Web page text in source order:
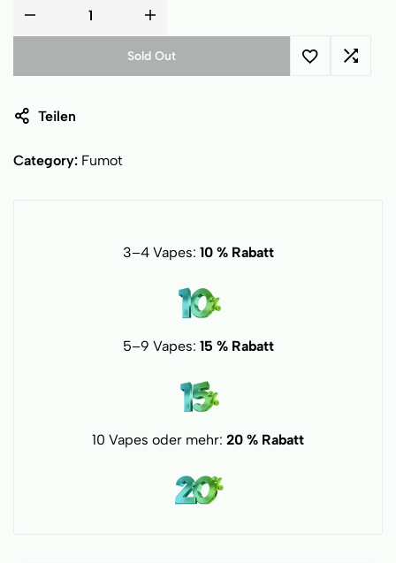
Sold Out
Teilen
Category: Fumot
3–4 Vapes: 10 % Rabatt
5–9 Vapes: 15 % Rabatt
10 Vapes oder mehr: 20 % Rabatt